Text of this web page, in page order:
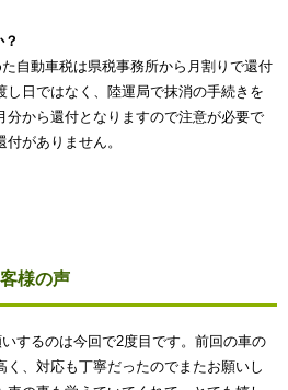
自動車税は県税事務所から月割りで還付
し日ではなく、陸運局で抹消の手続きを
分から還付となりますので注意が必要で
がありません。
様の声
するのは今回で2度目です。前回の車の
く、対応も丁寧だったのでまたお願いし